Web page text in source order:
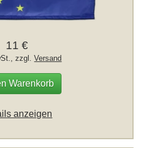
11 €
zzgl.Versand
Warenkorb
anzeigen